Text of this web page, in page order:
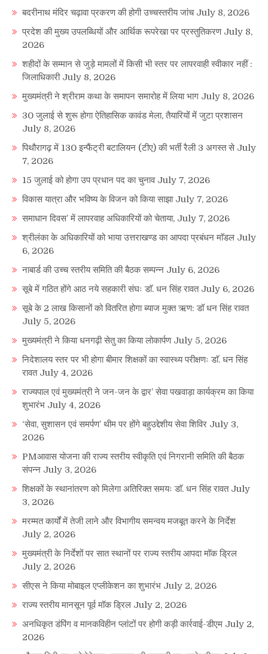
बदरीनाथ मंदिर चढ़ावा प्रकरण की होगी उच्चस्तरीय जांच July 8, 2026
प्रदेश की मुख्य उपलब्धियों और आर्थिक रूपरेखा पर प्रस्तुतिकरण July 8,
2026
शहीदों के सम्मान से जुड़े मामलों में किसी भी स्तर पर लापरवाही स्वीकार नहीं :
जिलाधिकारी July 8, 2026
मुख्यमंत्री ने श्रीराम कथा के समापन समारोह में लिया भाग July 8, 2026
30 जुलाई से शुरू होगा ऐतिहासिक कावंड मेला, तैयारियों में जुटा प्रशासन
July 8, 2026
पिथौरागढ़ में 130 इन्फैंट्री बटालियन (टीए) की भर्ती रैली 3 अगस्त से July
7, 2026
15 जुलाई को होगा उप प्रधान पद का चुनाव July 7, 2026
विकास यात्रा और भविष्य के विजन को किया साझा July 7, 2026
समाधान दिवस’ में लापरवाह अधिकारियों को चेताया, July 7, 2026
श्रीलंका के अधिकारियों को भाया उत्तराखण्ड का आपदा प्रबंधन माॅडल July
6, 2026
नाबार्ड की उच्च स्तरीय समिति की बैठक सम्पन्न July 6, 2026
सूबे में गठित होंगे आठ नये सहकारी संघः डाॅ. धन सिंह रावत July 6, 2026
सूबे के 2 लाख किसानों को वितरित होगा ब्याज मुक्त ऋण: डॉ धन सिंह रावत
July 5, 2026
मुख्यमंत्री ने किया धनगढ़ी सेतु का किया लोकार्पण July 5, 2026
निदेशालय स्तर पर भी होगा बीमार शिक्षकों का स्वास्थ्य परीक्षणः डाॅ. धन सिंह
रावत July 4, 2026
राज्यपाल एवं मुख्यमंत्री ने जन-जन के द्वार’ सेवा पखवाड़ा कार्यक्रम का किया
शुभारंभ July 4, 2026
‘सेवा, सुशासन एवं समर्पण’ थीम पर होंगे बहुउद्देशीय सेवा शिविर July 3,
2026
PMआवास योजना की राज्य स्तरीय स्वीकृति एवं निगरानी समिति की बैठक
संपन्न July 3, 2026
शिक्षकों के स्थानांतरण को मिलेगा अतिरिक्त समयः डाॅ. धन सिंह रावत July
3, 2026
मरम्मत कार्यों में तेजी लाने और विभागीय समन्वय मजबूत करने के निर्देश
July 2, 2026
मुख्यमंत्री के निर्देशों पर सात स्थानों पर राज्य स्तरीय आपदा मॉक ड्रिल
July 2, 2026
सीएस ने किया मोबाइल एप्लीकेशन का शुभारंभ July 2, 2026
राज्य स्तरीय मानसून पूर्व मॉक ड्रिल July 2, 2026
अनधिकृत डंपिंग व मानकविहीन प्लांटों पर होगी कड़ी कार्रवाई-डीएम July 2,
2026